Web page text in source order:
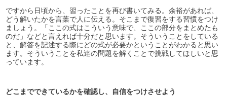
ですから日頃から、習ったことを再び書いてみる。余裕があれば、
どう解いたかを言葉で人に伝える。そこまで復習をする習慣をつけ
ましょう。「ここの式はこういう意味で、ここの部分をまとめたも
のだ」などと言えれば十分だと思います。そういうことをしている
と、解答を記述する際にどの式が必要かということがわかると思い
ます。そういうことを私達の問題を解くことで挑戦してほしいと思
っています。
どこまでできているかを確認し、自信をつけさせよう